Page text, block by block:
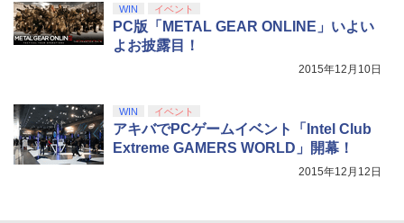
WIN イベント
PC版「METAL GEAR ONLINE」いよい
よお披露目！
2015年12月10日
WIN イベント
アキバでPCゲームイベント「Intel Club
Extreme GAMERS WORLD」開幕！
2015年12月12日